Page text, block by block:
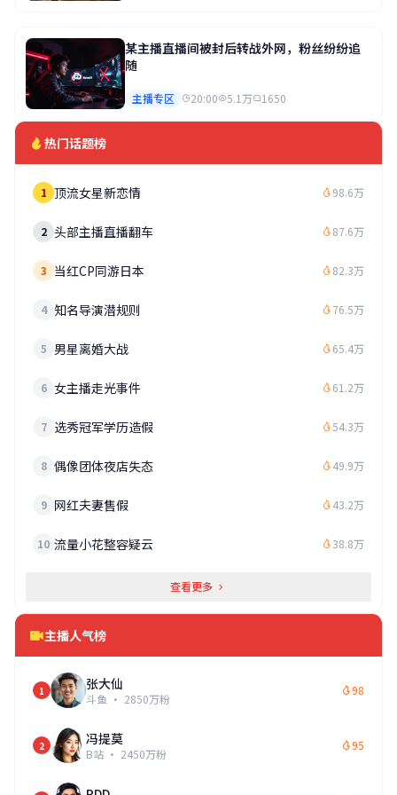
热门话题榜
1 顶流女星新恋情 98.6万
2 头部主播直播翻车 87.6万
3 当红CP同游日本 82.3万
4 知名导演潜规则 76.5万
5 男星离婚大战 65.4万
6 女主播走光事件 61.2万
7 选秀冠军学历造假 54.3万
8 偶像团体夜店失态 49.9万
9 网红夫妻售假 43.2万
10 流量小花整容疑云 38.8万
查看更多
某主播直播间被封后转战外网，粉丝纷纷追
随
主播专区 20:00 5.1万 1650
主播人气榜
1 张大仙
斗鱼 · 2850万粉
98
2 冯提莫
B站 · 2450万粉
95